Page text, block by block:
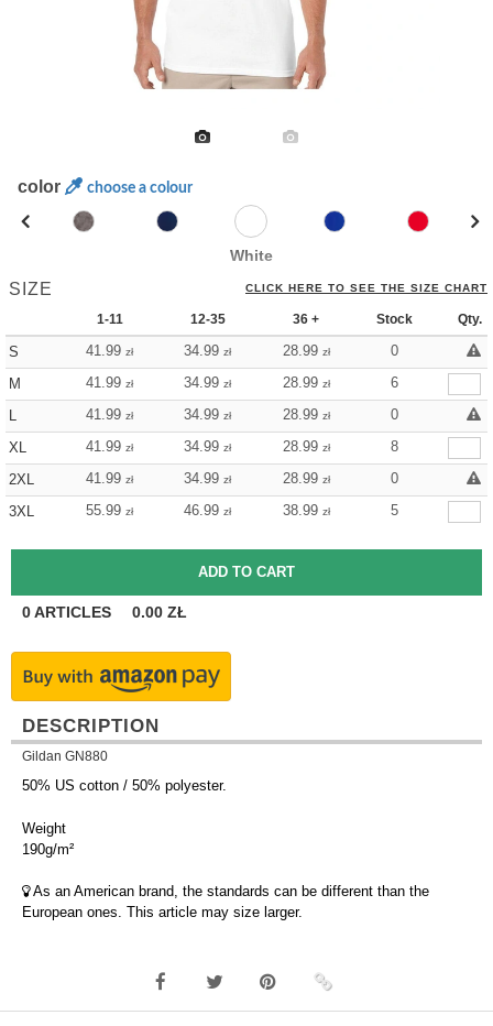
color choose a colour
White
SIZE CLICK HERE TO SEE THE SIZE CHART
1-11 12-35 36 + Stock Qty.
S 41.99 zł 34.99 zł 28.99 zł
0
M
41.99 zł 34.99 zł 28.99 zł
6
L
41.99 zł 34.99 zł 28.99 zł
0
XL
41.99 zł 34.99 zł 28.99 zł
8
2XL
41.99 zł 34.99 zł 28.99 zł
0
3XL
55.99 zł 46.99 zł 38.99 zł 5
0ARTICLES 0.00 ZŁ
DESCRIPTION
Gildan GN880
50% US cotton / 50% polyester.
Weight
190g/m²
As an American brand, the standards can be different than the
European ones. This article may size larger.